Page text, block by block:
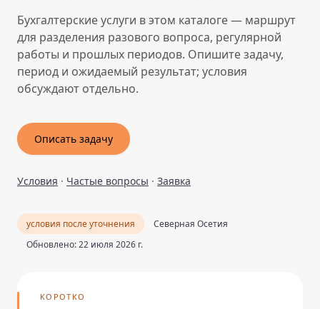
Бухгалтерские услуги в этом каталоге — маршрут
для разделения разового вопроса, регулярной
работы и прошлых периодов. Опишите задачу,
период и ожидаемый результат; условия
обсуждают отдельно.
Описать задачу
Условия · Частые вопросы · Заявка
условия после уточнения
Северная Осетия
Обновлено: 22 июля 2026 г.
КОРОТКО